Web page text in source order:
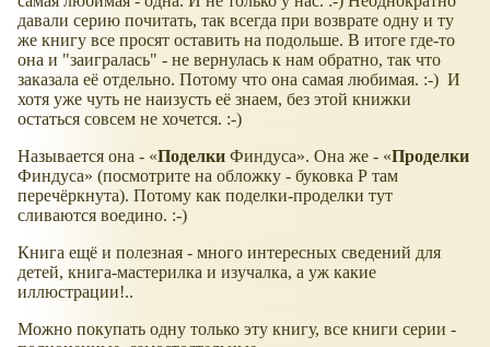
давали серию почитать, так всегда при возврате одну и ту
же книгу все просят оставить на подольше. В итоге где-то
она и "заигралась" - не вернулась к нам обратно, так что
заказала её отдельно. Потому что она самая любимая. :-) И
хотя уже чуть не наизусть её знаем, без этой книжки
остаться совсем не хочется. :-)
Называется она -
Поделки Финдуса . Она же -
Проделки
Финдуса
(посмотрите на обложку - буковка Р там
перечёркнута). Потому как поделки-проделки тут
сливаются воедино. :-)
Книга ещё и полезная - много интересных сведений для
детей, книга-мастерилка и изучалка, а уж какие
иллюстрации!..
Можно покупать одну только эту книгу, все книги серии -